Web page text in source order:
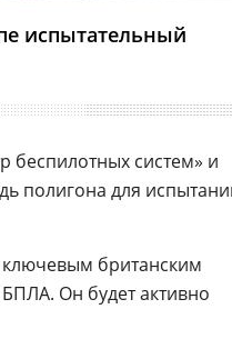
испытательный
беспилотных систем» и
полигона для
британским
Он будет активно